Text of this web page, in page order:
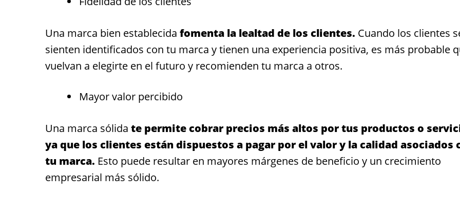
Una marca bien establecida fomenta la lealtad de los clientes. Cuando los clientes
sienten identificados con tu marca y tienen una experiencia positiva, es más probable
vuelvan a elegirte en el futuro y recomienden tu marca a otros.
Mayor valor percibido
Una marca sólida te permite cobrar precios más altos por tus productos o
ya que los clientes están dispuestos a pagar por el valor y la calidad asociados
tu marca. Esto puede resultar en mayores márgenes de beneficio y un crecimiento
empresarial más sólido.